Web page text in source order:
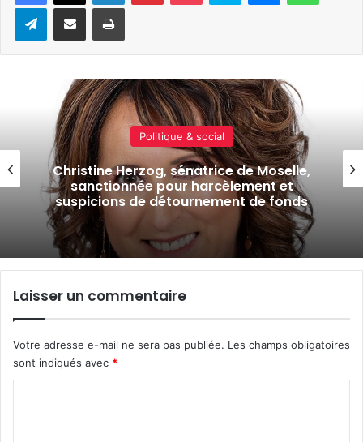
TelegramPartager par e-mail Imprimer
Actualité locale & société
Soins des AVC, mécénat, expo-vente : 7
actus de la semaine à Metz et en Moselle
(17 juillet 2026)
Laisser un commentaire
Votre adresse e-mail ne sera pas publiée. Les champs obligatoires
sont indiqués avec *